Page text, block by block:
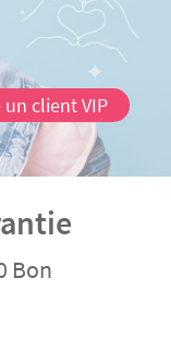
client VIP
Bon